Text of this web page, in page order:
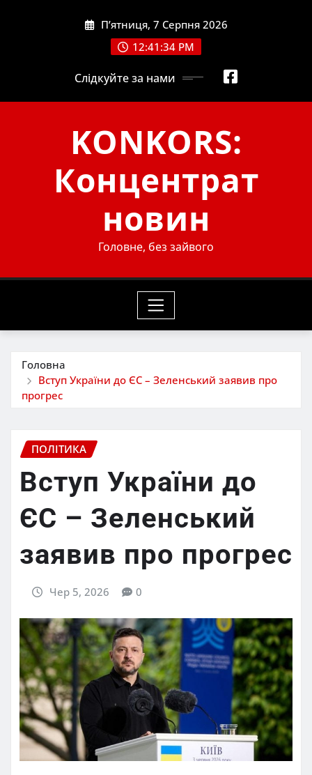
П’ятниця, 7 Серпня 2026
12:41:36 PM
Слідкуйте за нами
KONKORS:
Концентрат
новин
Головне, без зайвого
Головна
Вступ України до ЄС – Зеленський заявив про
прогрес
ПОЛІТИКА
Вступ України до
ЄС – Зеленський
заявив про прогрес
Чер 5, 2026 0